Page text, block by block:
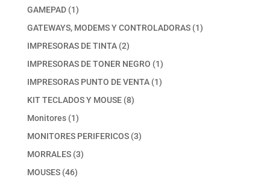
GAMEPAD 11
producto
GATEWAYS, MODEMS Y CONTROLADORAS 11
IMPRESORAS DE TINTA 22
productos
IMPRESORAS DE TONER NEGRO 11
producto
IMPRESORAS PUNTO DE VENTA 11
KIT TECLADOS Y MOUSE 88
Monitores 11
producto
MONITORES PERIFERICOS 33
MORRALES 33
MOUSES 4646